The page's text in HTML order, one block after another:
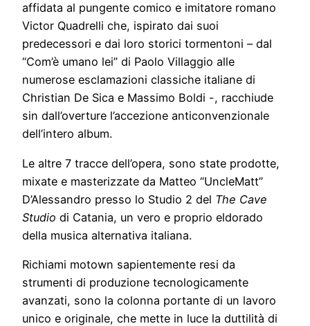
affidata al pungente comico e imitatore romano
Victor Quadrelli che, ispirato dai suoi
predecessori e dai loro storici tormentoni – dal
“Com’è umano lei” di Paolo Villaggio alle
numerose esclamazioni classiche italiane di
Christian De Sica e Massimo Boldi -, racchiude
sin dall’overture l’accezione anticonvenzionale
dell’intero album.
Le altre 7 tracce dell’opera, sono state prodotte,
mixate e masterizzate da Matteo “UncleMatt”
D’Alessandro presso lo Studio 2 del The Cave
Studio di Catania, un vero e proprio eldorado
della musica alternativa italiana.
Richiami motown sapientemente resi da
strumenti di produzione tecnologicamente
avanzati, sono la colonna portante di un lavoro
unico e originale, che mette in luce la duttilità di